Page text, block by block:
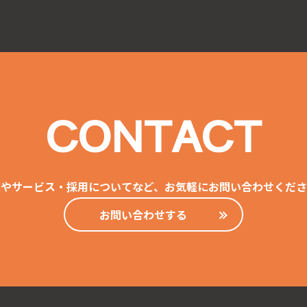
CONTACT
サービス・採用についてなど、お気軽にお問い合わせくだ
お問い合わせする